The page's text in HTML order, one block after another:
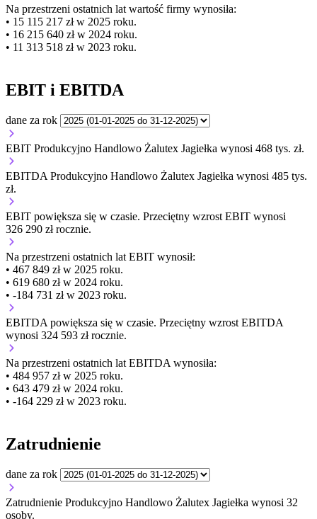
Na przestrzeni ostatnich lat wartość firmy wynosiła:
• 15 115 217 zł w 2025 roku.
• 16 215 640 zł w 2024 roku.
• 11 313 518 zł w 2023 roku.
EBIT i EBITDA
dane za rok
EBIT Produkcyjno Handlowo Żalutex Jagiełka wynosi 468 tys. zł.
EBITDA Produkcyjno Handlowo Żalutex Jagiełka wynosi 485 tys.
zł.
EBIT powiększa się w czasie. Przeciętny wzrost EBIT wynosi
326 290 zł rocznie.
Na przestrzeni ostatnich lat EBIT wynosił:
• 467 849 zł w 2025 roku.
• 619 680 zł w 2024 roku.
• -184 731 zł w 2023 roku.
EBITDA powiększa się w czasie. Przeciętny wzrost EBITDA
wynosi 324 593 zł rocznie.
Na przestrzeni ostatnich lat EBITDA wynosiła:
• 484 957 zł w 2025 roku.
• 643 479 zł w 2024 roku.
• -164 229 zł w 2023 roku.
Zatrudnienie
dane za rok
Zatrudnienie Produkcyjno Handlowo Żalutex Jagiełka wynosi 32
osoby.